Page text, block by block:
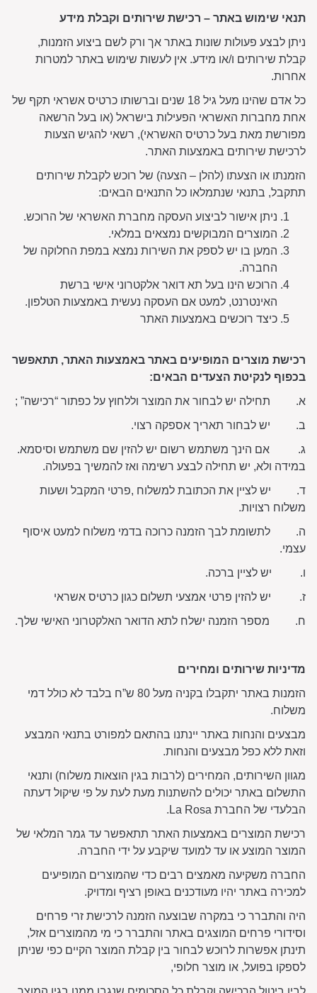
תנאי שימוש באתר – רכישת שירותים וקבלת מידע
ניתן לבצע פעולות שונות באתר אך ורק לשם ביצוע הזמנות,
קבלת שירותים ו/או מידע. אין לעשות שימוש באתר למטרות
אחרות.
כל אדם שהינו מעל גיל 18 שנים וברשותו כרטיס אשראי תקף של
אחת מחברות האשראי הפעילות בישראל (או בעל הרשאה
מפורשת מאת בעל כרטיס האשראי), רשאי להגיש הצעות
לרכישת שירותים באמצעות האתר.
הזמנתו או הצעתו (להלן – הצעה) של רוכש לקבלת שירותים
תתקבל, בתנאי שנתמלאו כל התנאים הבאים:
ניתן אישור לביצוע העסקה מחברת האשראי של הרוכש.
המוצרים המבוקשים נמצאים במלאי.
המען בו יש לספק את השירות נמצא במפת החלוקה של
החברה.
הרוכש הינו בעל תא דואר אלקטרוני אישי ברשת
האינטרנט, למעט אם העסקה נעשית באמצעות הטלפון.
כיצד רוכשים באמצעות האתר
רכישת מוצרים המופיעים באתר באמצעות האתר, תתאפשר
בכפוף לנקיטת הצעדים הבאים:
א. תחילה יש לבחור את המוצר וללחוץ על כפתור “רכישה” ;
ב. יש לבחור תאריך אספקה רצוי.
ג. אם הינך משתמש רשום יש להזין שם משתמש וסיסמא.
במידה ולא, יש תחילה לבצע רשימה ואז להמשיך בפעולה.
ד. יש לציין את הכתובת למשלוח ,פרטי המקבל ושעות
משלוח רצויות.
ה. לתשומת לבך הזמנה כרוכה בדמי משלוח למעט איסוף
עצמי.
ו. יש לציין ברכה.
ז. יש להזין פרטי אמצעי תשלום כגון כרטיס אשראי
ח. מספר הזמנה ישלח לתא הדואר האלקטרוני האישי שלך.
מדיניות שירותים ומחירים
הזמנות באתר יתקבלו בקניה מעל 80 ש”ח בלבד לא כולל דמי
משלוח.
מבצעים והנחות באתר יינתנו בהתאם למפורט בתנאי המבצע
וזאת ללא כפל מבצעים והנחות.
מגוון השירותים, המחירים (לרבות בגין הוצאות משלוח) ותנאי
התשלום באתר יכולים להשתנות מעת לעת על פי שיקול דעתה
הבלעדי של החברת La Rosa.
רכישת המוצרים באמצעות האתר תתאפשר עד גמר המלאי של
המוצר המוצע או עד למועד שיקבע על ידי החברה.
החברה משקיעה מאמצים רבים כדי שהמוצרים המופיעים
למכירה באתר יהיו מעודכנים באופן רציף ומדויק.
היה והתברר כי במקרה שבוצעה הזמנה לרכישת זרי פרחים
וסידורי פרחים המוצגים באתר והתברר כי מי מהמוצרים אזל,
תינתן אפשרות לרוכש לבחור בין קבלת המוצר הקיים כפי שניתן
לספקו בפועל, או מוצר חלופי,